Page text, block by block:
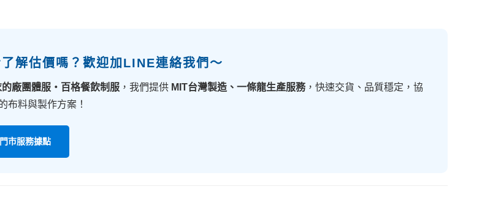
解估價嗎？歡迎加LINE連絡我們～
的廠團體服・百格餐飲制服 ，我們提供 MIT台灣製造、一條龍生產服務，快速交貨、品質穩定，協
布料與製作方案！
市服務據點